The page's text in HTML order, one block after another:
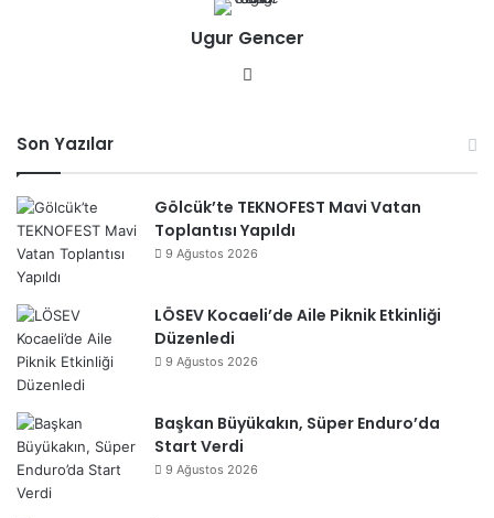
sit
esi
Ugur Gencer
Son Yazılar
Gölcük’te TEKNOFEST Mavi Vatan
Toplantısı Yapıldı
9 Ağustos 2026
LÖSEV Kocaeli’de Aile Piknik Etkinliği
Düzenledi
9 Ağustos 2026
Başkan Büyükakın, Süper Enduro’da
Start Verdi
9 Ağustos 2026